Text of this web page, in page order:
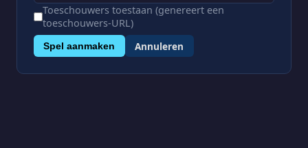
Toeschouwers toestaan (genereert een
toeschouwers-URL)
Spel aanmaken Annuleren